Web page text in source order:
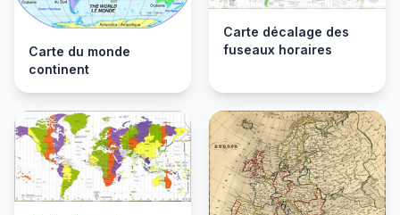
Carte du monde
continent
Carte décalage des
fuseaux horaires